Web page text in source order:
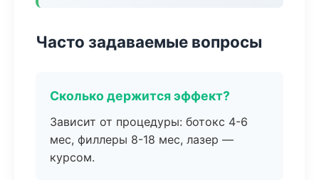
Часто задаваемые вопросы
Сколько держится эффект?
Зависит от процедуры: ботокс 4-6
мес, филлеры 8-18 мес, лазер —
курсом.